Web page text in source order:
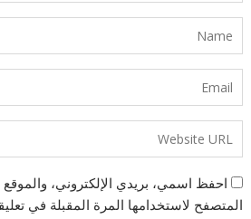
احفظ اسمي، بريدي الإلكتروني، والموقع
المتصفح لاستخدامها المرة المقبلة في